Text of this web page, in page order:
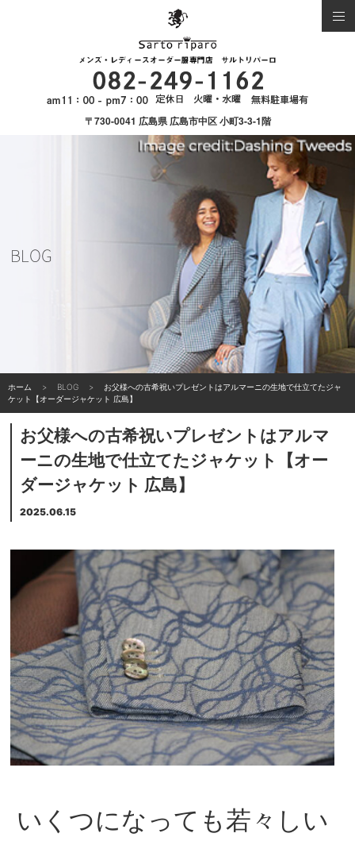
〒730-0041 広島県 広島市中区 小町3-3-1階
BLOG
ホーム BLOG
お父様への古希祝いプレゼントはアルマーニの生地で仕立てたジャ
ケット【オーダージャケット 広島】
お父様への古希祝いプレゼントはアルマ
ーニの生地で仕立てたジャケット【オー
ダージャケット 広島】
2025.06.15
いくつになっても若々しい